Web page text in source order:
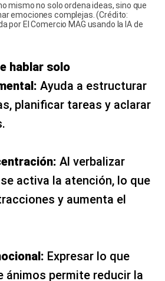
mismo no solo ordena ideas, sino que
emociones complejas. (Crédito:
por El Comercio MAG usando la IA de
hablar solo
Ayuda a estructurar
planificar tareas y aclarar
Al verbalizar
activa la atención, lo que
y aumenta el
Expresar lo que
ánimos permite reducir la